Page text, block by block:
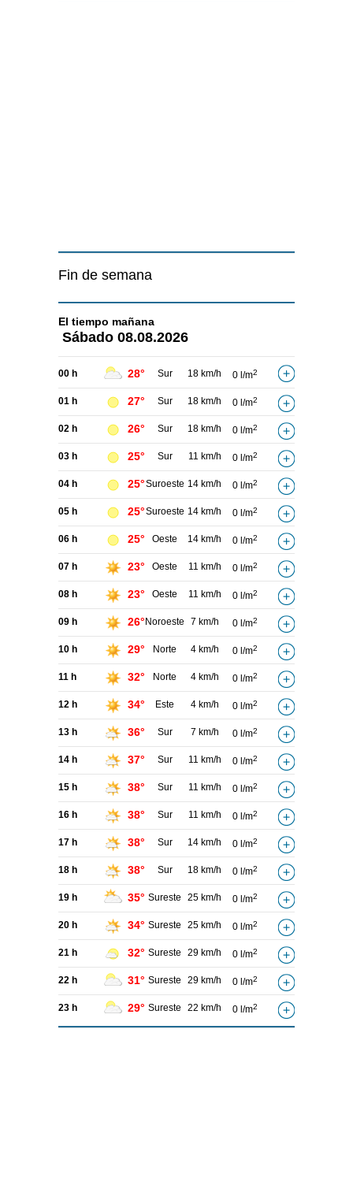
Fin de semana
El tiempo mañana
Sábado 08.08.2026
00 h 28° Sur 18 km/h 0 l/m2
01 h 27° Sur 18 km/h 0 l/m2
02 h 26° Sur 18 km/h 0 l/m2
03 h 25° Sur 11 km/h 0 l/m2
04 h 25°Suroeste 14 km/h 0 l/m2
05 h 25°Suroeste 14 km/h 0 l/m2
06 h 25° Oeste 14 km/h 0 l/m2
07 h 23° Oeste 11 km/h 0 l/m2
08 h 23° Oeste 11 km/h 0 l/m2
09 h 26° Noroeste 7 km/h 0 l/m2
10 h 29° Norte 4 km/h 0 l/m2
11 h 32° Norte 4 km/h 0 l/m2
12 h 34° Este 4 km/h 0 l/m2
13 h 36° Sur 7 km/h 0 l/m2
14 h 37° Sur 11 km/h 0 l/m2
15 h 38° Sur 11 km/h 0 l/m2
16 h 38° Sur 11 km/h 0 l/m2
17 h 38° Sur 14 km/h 0 l/m2
18 h 38° Sur 18 km/h 0 l/m2
19 h 35° Sureste 25 km/h 0 l/m2
20 h 34° Sureste 25 km/h 0 l/m2
21 h 32° Sureste 29 km/h 0 l/m2
22 h 31° Sureste 29 km/h 0 l/m2
23 h 29° Sureste 22 km/h 0 l/m2